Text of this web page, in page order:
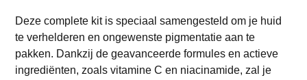
Deze complete kit is speciaal samengesteld om je huid
te verhelderen en ongewenste pigmentatie aan te
pakken. Dankzij de geavanceerde formules en actieve
ingrediënten, zoals vitamine C en niacinamide, zal je